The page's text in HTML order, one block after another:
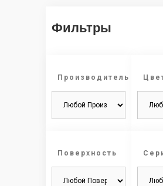
Фильтры
Производитель
Поверхность